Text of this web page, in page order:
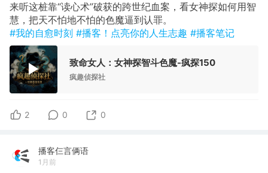
来听这桩靠“读心术”破获的跨世纪血案，看女神探如何用智
慧，把天不怕地不怕的色魔逼到认罪。
#我的自愈时刻 #播客！点亮你的人生志趣 #播客笔记
致命女人：女神探智斗色魔-疯探150
疯趣侦探社
2 0 0
播客仨言俩语
1月前